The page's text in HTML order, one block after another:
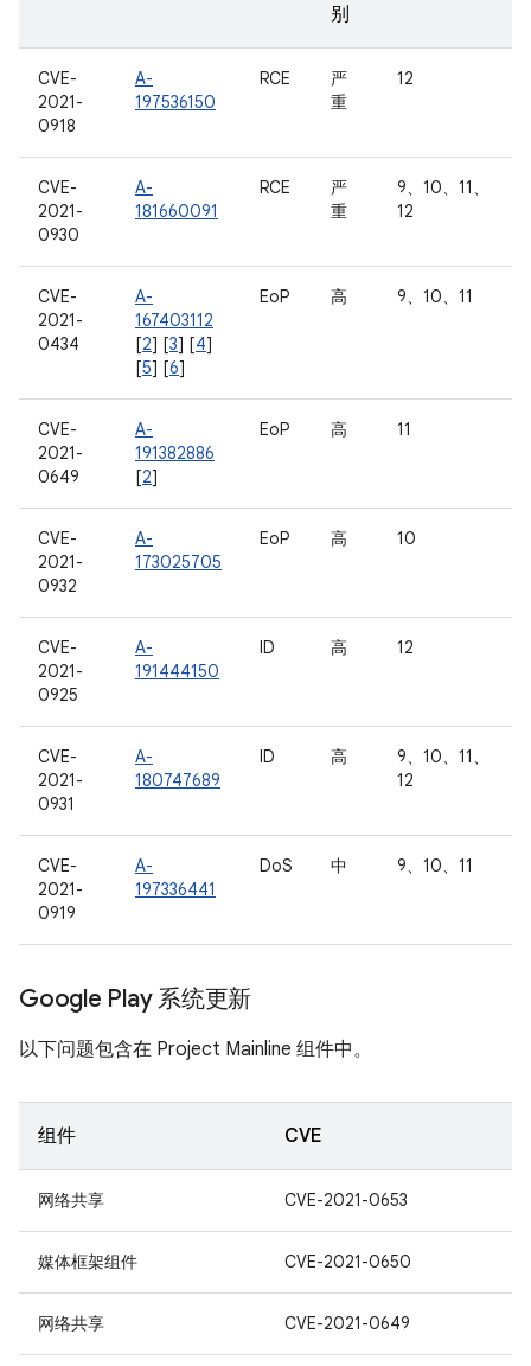
别
CVE-
2021-
0918
A-
197536150
RCE
严
重
12
CVE-
2021-
0930
A-
181660091
RCE
严
重
9、10、11、
12
CVE-
2021-
0434
A-
167403112
[2] [3] [4]
[5] [6]
EoP 高 9、10、11
CVE-
2021-
0649
A-
191382886
[2]
EoP 高 11
CVE-
2021-
0932
A-
173025705
EoP 高 10
CVE-
2021-
0925
A-
191444150
ID 高 12
CVE-
2021-
0931
A-
180747689
ID 高
9、10、11、
12
CVE-
2021-
0919
A-
197336441
DoS 中 9、10、11
Google Play 系统更新
以下问题包含在 Project Mainline 组件中。
组件 CVE
网络共享 CVE-2021-0653
媒体框架组件 CVE-2021-0650
网络共享 CVE-2021-0649